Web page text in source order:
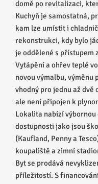
domě po revitalizaci,
Kuchyň je samostatná,
kam lze umístit i
rekonstrukci, kdy bylo
je oddělené s přístupem
Vytápění a ohřev teplé
novou výmalbu, výměnu
vhodný pro jednu až dvě
ale není připojen k
Lokalita nabízí výbornou
dostupnosti jako jsou
(Kaufland, Penny a
koupaliště a zimní
Byt se prodává
příležitostí. S